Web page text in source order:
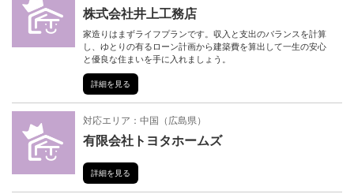
株式会社井上工務店
家造りはまずライフプランです。収入と支出のバランスを計算
し、ゆとりの有るローン計画から建築費を算出して一生の安心
と優良な住まいを手に入れましょう。
詳細を見る
対応エリア： 中国 （ 広島県）
有限会社トヨタホームズ
詳細を見る